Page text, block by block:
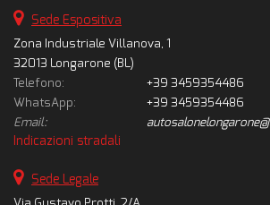
Sede Espositiva
Zona Industriale Villanova, 1
32013 Longarone (BL)
Telefono:
+39 3459354486
WhatsApp:
+39 3459354486
Email:
Indicazioni stradali
Sede Legale